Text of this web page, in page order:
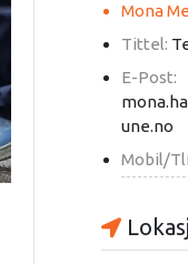
Mona
Tittel:
E-Post:
une.no
Mobil/